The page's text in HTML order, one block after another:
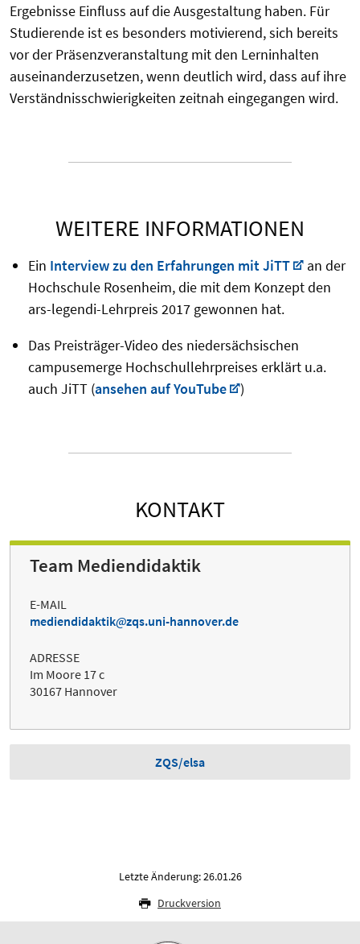
Ergebnisse Einfluss auf die Ausgestaltung haben. Für
Studierende ist es besonders motivierend, sich bereits
vor der Präsenzveranstaltung mit den Lerninhalten
auseinanderzusetzen, wenn deutlich wird, dass auf ihre
Verständnisschwierigkeiten zeitnah eingegangen wird.
WEITERE INFORMATIONEN
Ein Interview zu den Erfahrungen mit JiTT
an der
Hochschule Rosenheim, die mit dem Konzept den
ars-legendi-Lehrpreis 2017 gewonnen hat.
Das Preisträger-Video des niedersächsischen
campusemerge Hochschullehrpreises erklärt u.a.
auch JiTT (ansehen auf YouTube )
KONTAKT
Team Mediendidaktik
E-MAIL
mediendidaktik
zqs.uni-hannover.de
ADRESSE
Im Moore 17 c
30167 Hannover
ZQS/elsa
Letzte Änderung: 26.01.26
Druckversion